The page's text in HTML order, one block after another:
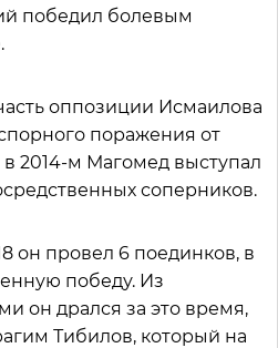
победил болевым
оппозиции Исмаилова
поражения от
2014-м Магомед выступал
соперников.
он провел 6 поединков, в
победу. Из
он дрался за это время,
Тибилов, который на